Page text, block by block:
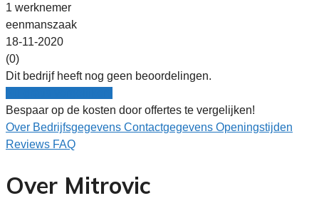
1 werknemer
eenmanszaak
18-11-2020
(0)
Dit bedrijf heeft nog geen beoordelingen.
Bespaar op de kosten door offertes te vergelijken!
Over Bedrijfsgegevens Contactgegevens Openingstijden
Reviews FAQ
Over Mitrovic